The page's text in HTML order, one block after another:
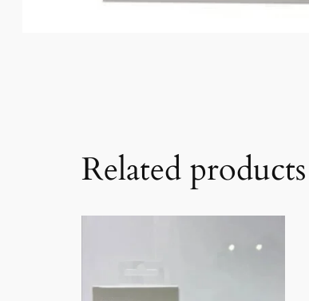
Related products